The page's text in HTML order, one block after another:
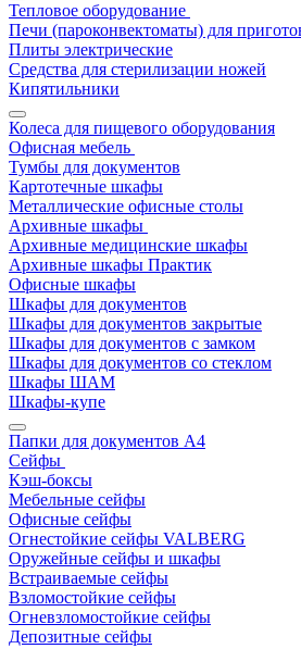
Тепловое оборудование
Печи (пароконвектоматы) для
Плиты электрические
Средства для стерилизации ножей
Кипятильники
Колеса для пищевого оборудования
Офисная мебель
Тумбы для документов
Картотечные шкафы
Металлические офисные столы
Архивные шкафы
Архивные медицинские шкафы
Архивные шкафы Практик
Офисные шкафы
Шкафы для документов
Шкафы для документов закрытые
Шкафы для документов с замком
Шкафы для документов со стеклом
Шкафы ШАМ
Шкафы-купе
Папки для документов A4
Сейфы
Кэш-боксы
Мебельные сейфы
Офисные сейфы
Огнестойкие сейфы VALBERG
Оружейные сейфы и шкафы
Встраиваемые сейфы
Взломостойкие сейфы
Огневзломостойкие сейфы
Депозитные сейфы